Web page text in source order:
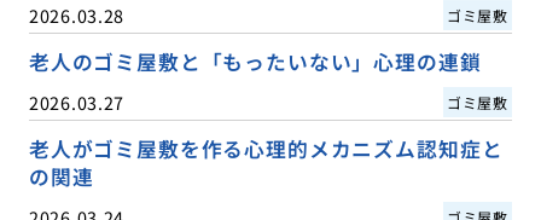
2026.03.28 ゴミ屋敷
老人のゴミ屋敷と「もったいない」心理の連鎖
2026.03.27 ゴミ屋敷
老人がゴミ屋敷を作る心理的メカニズム認知症と
の関連